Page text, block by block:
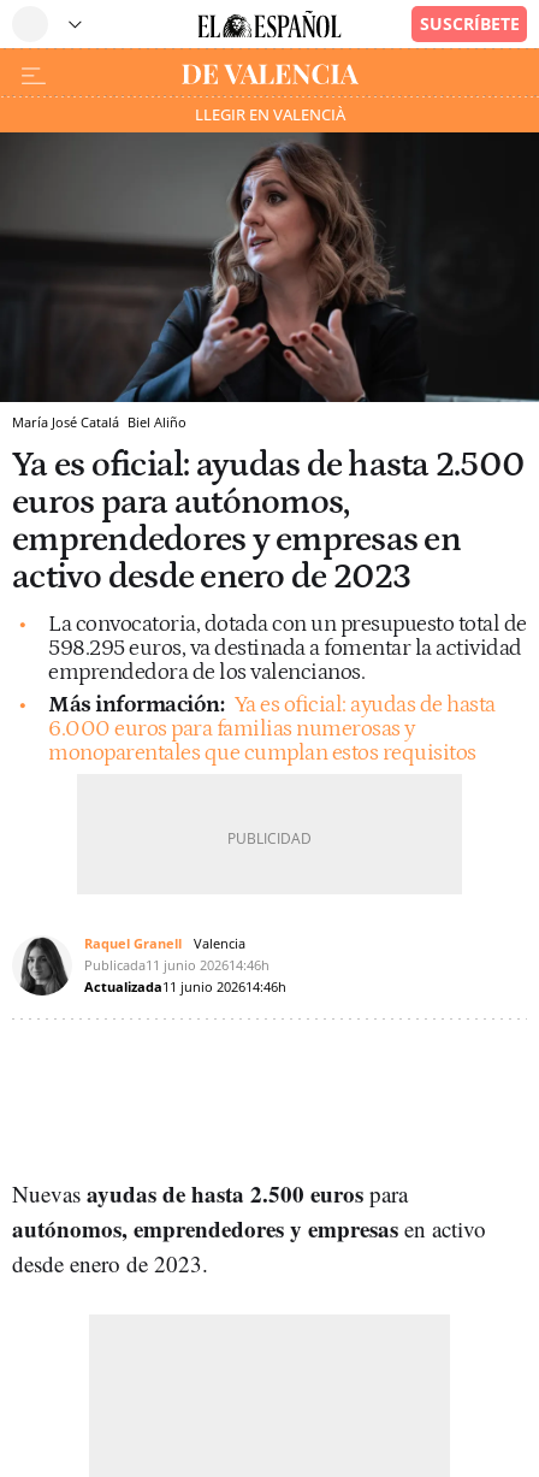
LLEGIR EN VALENCIÀ
María José Catalá Biel Aliño
Ya es oficial: ayudas de hasta 2.500
euros para autónomos,
emprendedores y empresas en
activo desde enero de 2023
La convocatoria, dotada con un presupuesto total de
598.295 euros, va destinada a fomentar la actividad
emprendedora de los valencianos.
Más información: Ya es oficial: ayudas de hasta
6.000 euros para familias numerosas y
monoparentales que cumplan estos requisitos
Raquel Granell
Valencia
Publicada11 junio 202614:46h
Actualizada11 junio 202614:46h
Nuevas ayudas de hasta 2.500 euros para
autónomos, emprendedores y empresas en activo
desde enero de 2023.